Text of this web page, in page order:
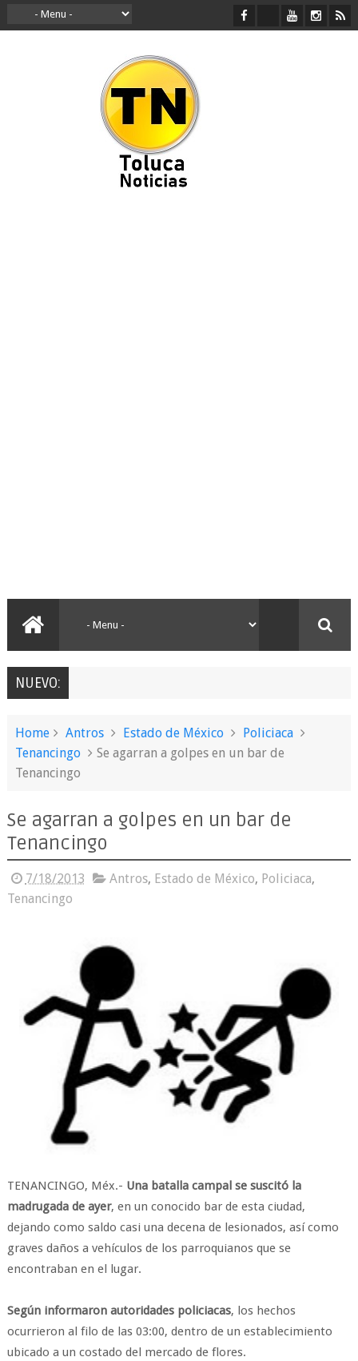
NUEVO:
Home Antros Estado de México
Policiaca
Tenancingo
Se agarran a golpes en un bar de
Tenancingo
Se agarran a golpes en un bar de
Tenancingo
7/18/2013 Antros, Estado de México, Policiaca,
Tenancingo
TENANCINGO, Méx.- Una batalla campal se suscitó la
madrugada de ayer, en un conocido bar de esta ciudad,
dejando como saldo casi una decena de lesionados, así como
graves daños a vehículos de los parroquianos que se
encontraban en el lugar.
Según informaron autoridades policiacas, los hechos
ocurrieron al filo de las 03:00, dentro de un establecimiento
ubicado a un costado del mercado de flores.